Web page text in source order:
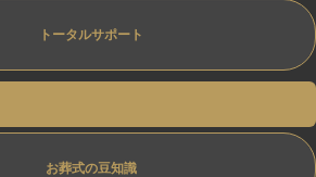
トータルサポート
お葬式の豆知識